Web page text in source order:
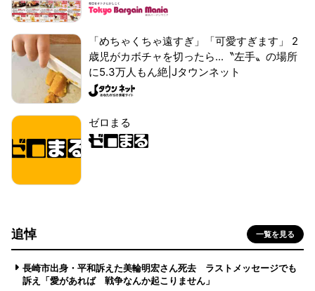
「めちゃくちゃ遠すぎ」「可愛すぎます」 2
歳児がカボチャを切ったら...〝左手〟の場所
に5.3万人もん絶|Jタウンネット
ゼロまる
追悼 一覧を見る
長崎市出身・平和訴えた美輪明宏さん死去 ラストメッセージでも
訴え「愛があれば 戦争なんか起こりません」